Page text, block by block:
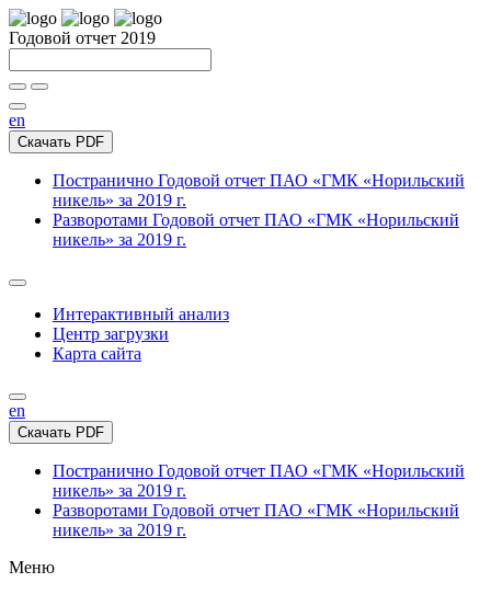
Годовой отчет 2019
en
Скачать PDF
Постранично Годовой отчет ПАО «ГМК «Норильский
никель» за 2019 г.
Разворотами Годовой отчет ПАО «ГМК «Норильский
никель» за 2019 г.
Интерактивный анализ
Центр загрузки
Карта сайта
en
Скачать PDF
Постранично Годовой отчет ПАО «ГМК «Норильский
никель» за 2019 г.
Разворотами Годовой отчет ПАО «ГМК «Норильский
никель» за 2019 г.
Меню